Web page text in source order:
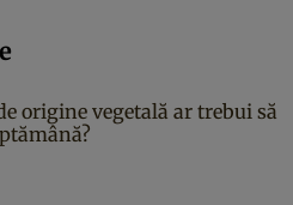
origine vegetală ar trebui să